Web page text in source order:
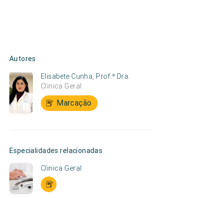
Autores
Elisabete Cunha, Prof.ª Dra.
Clinica Geral
Marcação
Especialidades relacionadas
Clinica Geral